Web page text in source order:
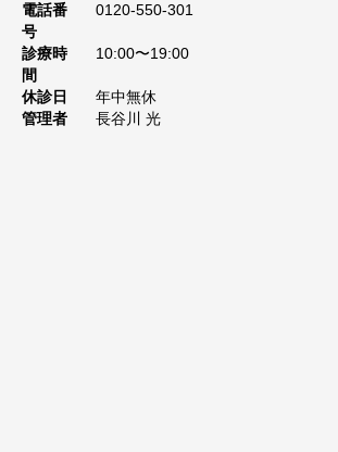
電話番
号
0120-550-301
診療時
間
10:00〜19:00
休診日
年中無休
管理者
長谷川 光